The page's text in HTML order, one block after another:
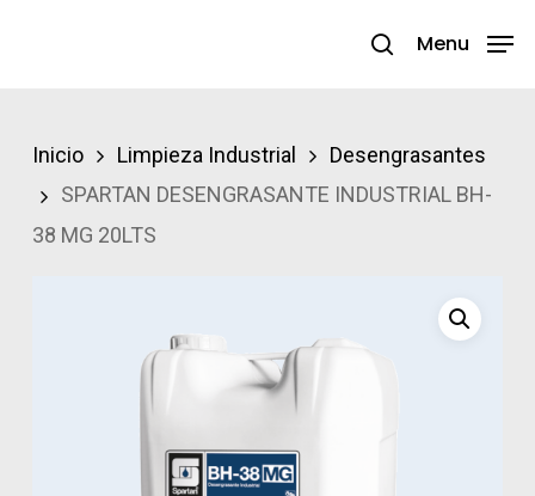
search
Menu
Inicio Limpieza Industrial
Desengrasantes
SPARTAN DESENGRASANTE INDUSTRIAL BH-
38 MG 20LTS